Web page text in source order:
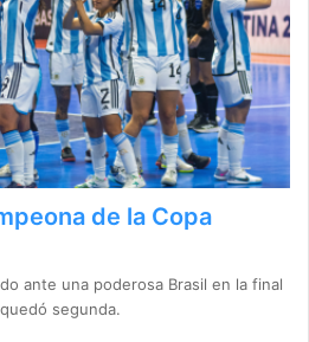
de la Copa
ante una poderosa Brasil en la final
segunda.